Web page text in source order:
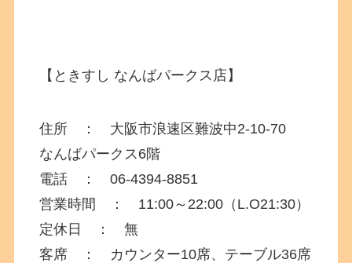
【ときすし なんばパークス店】
住所 ： 大阪市浪速区難波中2-10-70
なんばパークス6階
電話 ： 06-4394-8851
営業時間 ： 11:00～22:00（L.O21:30）
定休日 ： 無
客席 ： カウンター10席、 テーブル36席